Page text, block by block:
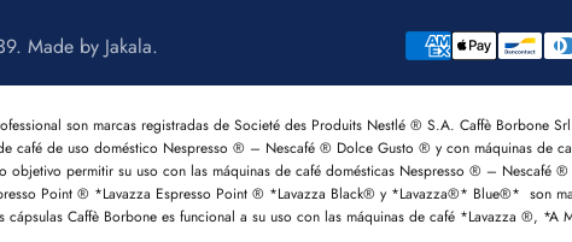
Made by Jakala.
son marcas registradas de Societé des Produits Nestlé ® S.A. Caffè Borbone
café de uso doméstico Nespresso ® – Nescafé ® Dolce Gusto ® y con máquinas de
objetivo permitir su uso con las máquinas de café domésticas Nespresso ® – Nescafé
Point ® *Lavazza Espresso Point ® *Lavazza Black® y *Lavazza®* Blue®* son
Caffè Borbone es funcional a su uso con las máquinas de café *Lavazza ®,